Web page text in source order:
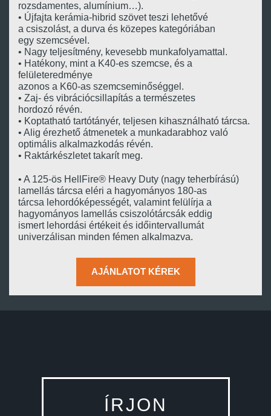
rozsdamentes, alumínium…).
• Újfajta kerámia-hibrid szövet teszi lehetővé
a csiszolást, a durva és közepes kategóriában
egy szemcsével.
• Nagy teljesítmény, kevesebb munkafolyamattal.
• Hatékony, mint a K40-es szemcse, és a
felületeredménye
azonos a K60-as szemcseminőséggel.
• Zaj- és vibrációcsillapítás a természetes
hordozó révén.
• Koptatható tartótányér, teljesen kihasználható tárcsa.
• Alig érezhető átmenetek a munkadarabhoz való
optimális alkalmazkodás révén.
• Raktárkészletet takarít meg.
• A 125-ös HellFire® Heavy Duty (nagy teherbírású)
lamellás tárcsa eléri a hagyományos 180-as
tárcsa lehordóképességét, valamint felülírja a
hagyományos lamellás csiszolótárcsák eddig
ismert lehordási értékeit és időintervallumát
univerzálisan minden fémen alkalmazva.
AJÁNLATOT KÉREK
ÍRJON